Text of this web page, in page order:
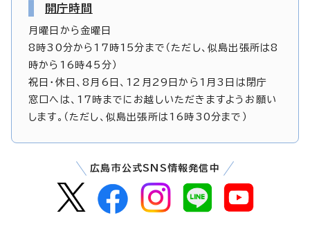
開庁時間
月曜日から金曜日
8時30分から17時15分まで（ただし、似島出張所は8
時から16時45分）
祝日・休日、8月6日、12月29日から1月3日は閉庁
窓口へは、17時までにお越しいただきますようお願い
します。（ただし、似島出張所は16時30分まで）
広島市公式SNS情報発信中